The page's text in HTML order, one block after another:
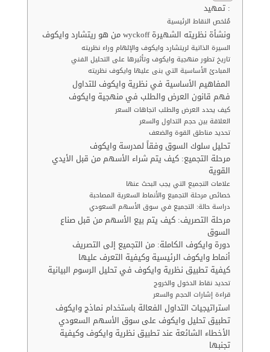
تمهيد :
مُلخص النقاط الرئيسية
من هو ريتشارد وايكوف wyckoff ونشأة نظريته الشهيرة
السيرة الذاتية لريتشارد وايكوف والإلهام وراء نظريته
تاريخ تطور منهجية وايكوف وتأثيرها على التحليل الفني
المبادئ الأساسية التي بنى عليها وايكوف نظريته
المفاهيم الأساسية في نظرية وايكوف للتداول
فهم قانون العرض والطلب في منهجية وايكوف
كيف يحدد العرض والطلب اتجاهات السعر
العلاقة بين حجم التداول والسعر
تحديد مناطق القوة والضعف
تحليل سلوك السوق وفقاً لمدرسة وايكوف
مرحلة التجميع: كيف يتم شراء الأسهم من قبل الأيدي
القوية
علامات التجميع التي يجب البحث عنها
خصائص مرحلة التجميع والأنماط السعرية المصاحبة
دراسة حالة: التجميع في سوق الأسهم السعودي
مرحلة التصريف: كيف يتم بيع الأسهم من قبل صناع
السوق
دورة وايكوف الكاملة: من التجميع إلى التصريف
أنماط وايكوف الرئيسية وكيفية التعرف عليها
كيفية تطبيق نظرية وايكوف في تحليل الرسوم البيانية
تحديد نقاط الدخول والخروج
قراءة إشارات الحجم والسعر
استراتيجيات التداول الفعالة باستخدام نماذج وايكوف
تطبيق تحليل وايكوف على سوق الأسهم السعودي
الأخطاء الشائعة عند تطبيق نظرية وايكوف وكيفية
تجنبها